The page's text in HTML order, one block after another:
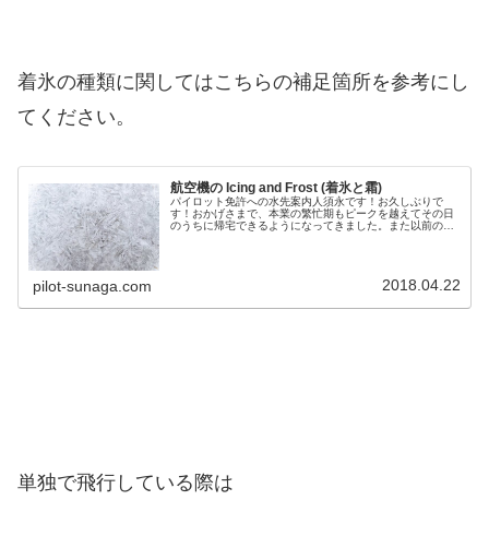
着氷の種類に関してはこちらの補足箇所を参考にし
てください。
航空機の Icing and Frost (着氷と霜)
パイロット免許への水先案内人須永です！お久しぶりで
す！おかげさまで、本業の繁忙期もピークを越えてその日
のうちに帰宅できるようになってきました。また以前のペ
pilot-sunaga.com 2018.04.22
単独で飛行している際は